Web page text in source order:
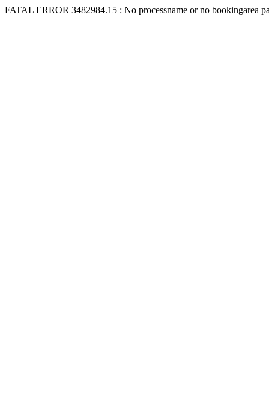
FATAL ERROR 3482984.15 : No processname or no bookingarea